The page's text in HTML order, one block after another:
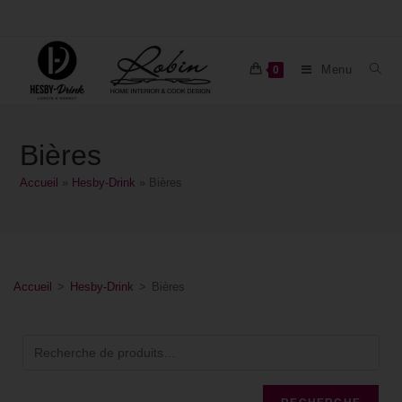
0 Menu
Bières
Accueil Hesby-Drink Bières
Accueil > Hesby-Drink > Bières